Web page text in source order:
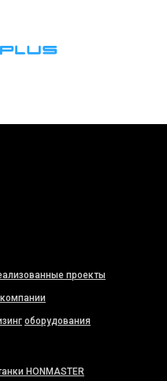
проекты
оборудования
HONMASTER